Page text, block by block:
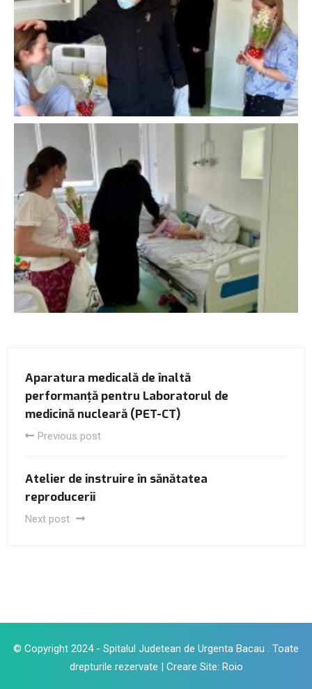
Aparatura medicală de înaltă
performanță pentru Laboratorul de
medicină nucleară (PET-CT)
Previous post
Atelier de instruire în sănătatea
reproducerii
Next post
© Copyright 2024 - Spitalul Judetean de Urgenta Bacau . Toate
drepturile rezervate | Creare Site: Roio